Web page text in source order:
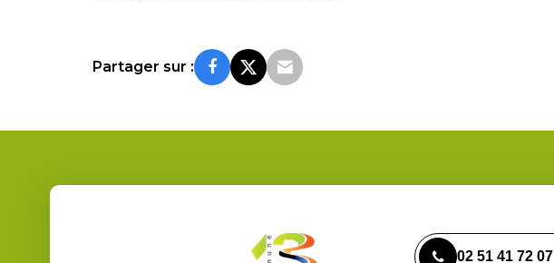
Partager sur :
02 51 41 72 07